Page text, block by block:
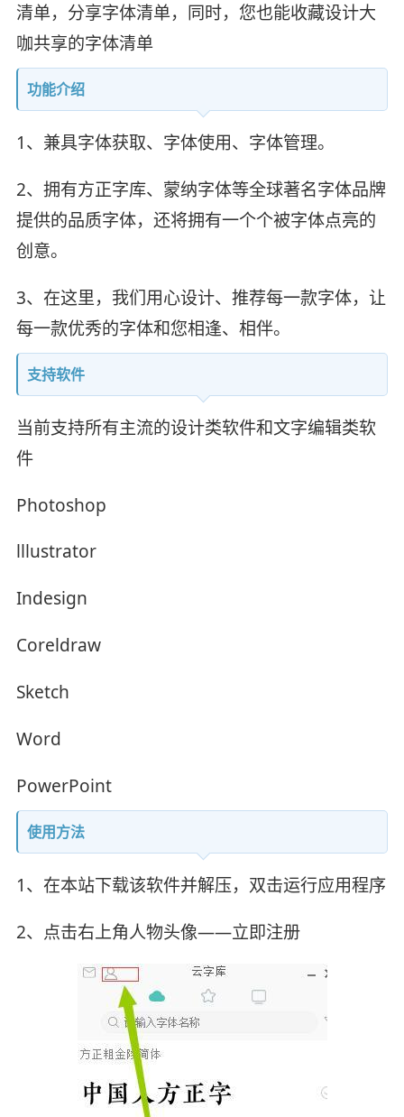
清单，分享字体清单，同时，您也能收藏设计大
咖共享的字体清单
功能介绍
1、兼具字体获取、字体使用、字体管理。
2、拥有方正字库、蒙纳字体等全球著名字体品牌
提供的品质字体，还将拥有一个个被字体点亮的
创意。
3、在这里，我们用心设计、推荐每一款字体，让
每一款优秀的字体和您相逢、相伴。
支持软件
当前支持所有主流的设计类软件和文字编辑类软
件
Photoshop
lllustrator
Indesign
Coreldraw
Sketch
Word
PowerPoint
使用方法
1、在本站下载该软件并解压，双击运行应用程序
2、点击右上角人物头像——立即注册